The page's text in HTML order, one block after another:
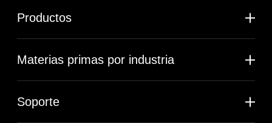
Productos
Materias primas por industria
Soporte